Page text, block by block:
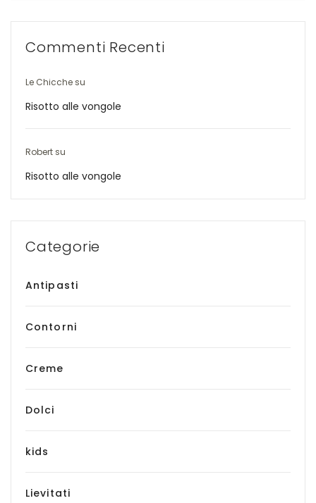
Commenti Recenti
Le Chicche su
Risotto alle vongole
Robert su
Risotto alle vongole
Categorie
Antipasti
Contorni
Creme
Dolci
kids
Lievitati